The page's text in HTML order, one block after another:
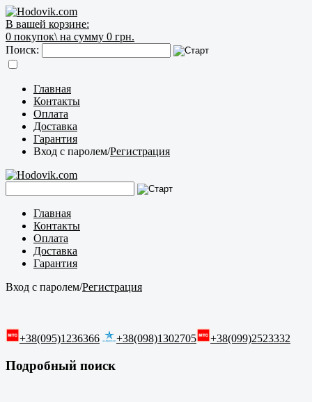
В вашей корзине:
0 покупок\ на сумму 0 грн.
Поиск:
Главная
Контакты
Оплата
Доставка
Гарантия
Вход с паролем/Регистрация
Главная
Контакты
Оплата
Доставка
Гарантия
Вход с паролем/Регистрация
+38(095)1236366 +38(098)1302705 +38(099)2523332
Подробный поиск